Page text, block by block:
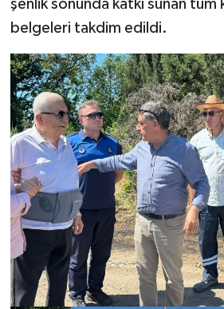
şenlik sonunda katkı sunan tüm
belgeleri takdim edildi.